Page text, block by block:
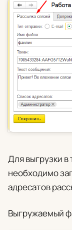
Для выгрузки
необходимо
адресатов
Выгружаемый